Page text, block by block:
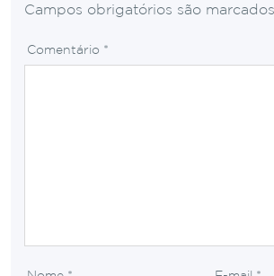
Campos obrigatórios são
Comentário *